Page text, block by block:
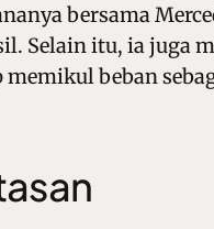
bersama
Selain itu, ia juga
beban